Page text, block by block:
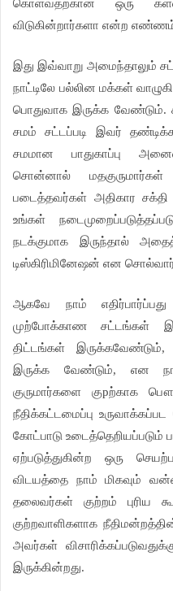
கொள்வதற்கான ஒரு
விடுகின்றார்களா என்ற
இது இவ்வாறு அமைந்தாலும்
நாட்டிலே பல்லின மக்கள்
பொதுவாக இருக்க வேண்டும்.
சமம் சட்டப்படி இவர்
சமமான பாதுகாப்பு
சொன்னால்
படைத்தவர்கள் அதிகார
உங்கள்
நடக்குமாக இருந்தால்
டிஸ்கிரிமினேஷன் என
ஆகவே நாம் எதிர்பார்ப்பது
முற்போக்காண சட்டங்கள்
திட்டங்கள்
இருக்க வேண்டும், என
குருமார்களை குpற்காக
நீதிக்கட்டமைப்பு
கோட்பாடு உடைத்தெறியப்படும்
ஏற்படுத்துகின்ற ஒரு
விடயத்தை நாம் மிகவும்
தலைவர்கள் குற்றம் புரிய
குற்றவாளிகளாக
அவர்கள்
இருக்கின்றது.